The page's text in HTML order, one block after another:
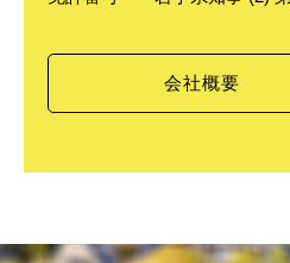
会社概要